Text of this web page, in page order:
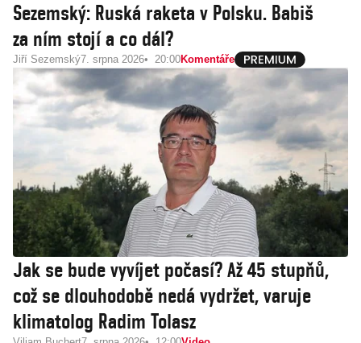
Sezemský: Ruská raketa v Polsku. Babiš
za ním stojí a co dál?
Jiří Sezemský7. srpna 2026 20:00Komentáře
Jak se bude vyvíjet počasí? Až 45 stupňů,
což se dlouhodobě nedá vydržet, varuje
klimatolog Radim Tolasz